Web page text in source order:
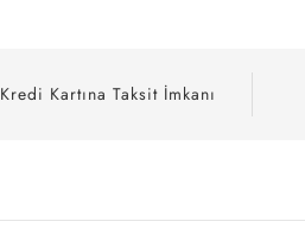
Kredi Kartına Taksit İmkanı